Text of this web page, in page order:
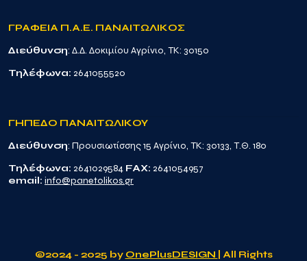
ΓΡΑΦΕΙΑ Π.Α.Ε. ΠΑΝΑΙΤΩΛΙΚΟΣ
Διεύθυνση: Δ.Δ. Δοκιμίου Αγρίνιο, TK: 30150
Τηλέφωνα: 2641055520
ΓΗΠΕΔΟ ΠΑΝΑΙΤΩΛΙΚΟΥ
Διεύθυνση: Προυσιωτίσσης 15 Αγρίνιο, TK: 30133, Τ.Θ. 180
Τηλέφωνα: 2641029584 FAX: 2641054957
email: info@panetolikos.gr
©2024 - 2025 by OnePlusDESIGN | All Rights